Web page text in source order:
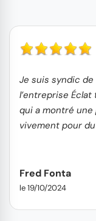
Je suis syndic de
l’entreprise
qui a montré
vivement pour
Fred Fonta
le 19/10/2024